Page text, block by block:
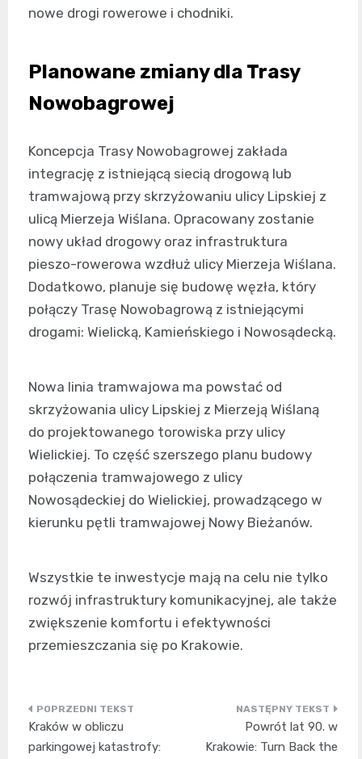
nowe drogi rowerowe i chodniki.
Planowane zmiany dla Trasy
Nowobagrowej
Koncepcja Trasy Nowobagrowej zakłada
integrację z istniejącą siecią drogową lub
tramwajową przy skrzyżowaniu ulicy Lipskiej z
ulicą Mierzeja Wiślana. Opracowany zostanie
nowy układ drogowy oraz infrastruktura
pieszo-rowerowa wzdłuż ulicy Mierzeja Wiślana.
Dodatkowo, planuje się budowę węzła, który
połączy Trasę Nowobagrową z istniejącymi
drogami: Wielicką, Kamieńskiego i Nowosądecką.
Nowa linia tramwajowa ma powstać od
skrzyżowania ulicy Lipskiej z Mierzeją Wiślaną
do projektowanego torowiska przy ulicy
Wielickiej. To część szerszego planu budowy
połączenia tramwajowego z ulicy
Nowosądeckiej do Wielickiej, prowadzącego w
kierunku pętli tramwajowej Nowy Bieżanów.
Wszystkie te inwestycje mają na celu nie tylko
rozwój infrastruktury komunikacyjnej, ale także
zwiększenie komfortu i efektywności
przemieszczania się po Krakowie.
Nawigacja
wpisu
Kraków w obliczu
parkingowej katastrofy:
Powrót lat 90. w
Krakowie: Turn Back the